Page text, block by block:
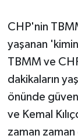
CHP'nin
yaşanan
TBMM ve
dakikaların
önünde
ve Kemal
zaman